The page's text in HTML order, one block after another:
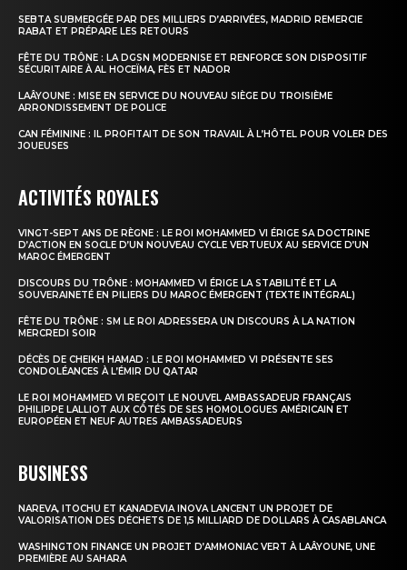
SEBTA SUBMERGÉE PAR DES MILLIERS D’ARRIVÉES, MADRID REMERCIE
RABAT ET PRÉPARE LES RETOURS
FÊTE DU TRÔNE : LA DGSN MODERNISE ET RENFORCE SON DISPOSITIF
SÉCURITAIRE À AL HOCEÏMA, FÈS ET NADOR
LAÂYOUNE : MISE EN SERVICE DU NOUVEAU SIÈGE DU TROISIÈME
ARRONDISSEMENT DE POLICE
CAN FÉMININE : IL PROFITAIT DE SON TRAVAIL À L’HÔTEL POUR VOLER DES
JOUEUSES
ACTIVITÉS ROYALES
VINGT-SEPT ANS DE RÈGNE : LE ROI MOHAMMED VI ÉRIGE SA DOCTRINE
D’ACTION EN SOCLE D’UN NOUVEAU CYCLE VERTUEUX AU SERVICE D’UN
MAROC ÉMERGENT
DISCOURS DU TRÔNE : MOHAMMED VI ÉRIGE LA STABILITÉ ET LA
SOUVERAINETÉ EN PILIERS DU MAROC ÉMERGENT (TEXTE INTÉGRAL)
FÊTE DU TRÔNE : SM LE ROI ADRESSERA UN DISCOURS À LA NATION
MERCREDI SOIR
DÉCÈS DE CHEIKH HAMAD : LE ROI MOHAMMED VI PRÉSENTE SES
CONDOLÉANCES À L’ÉMIR DU QATAR
LE ROI MOHAMMED VI REÇOIT LE NOUVEL AMBASSADEUR FRANÇAIS
PHILIPPE LALLIOT AUX CÔTÉS DE SES HOMOLOGUES AMÉRICAIN ET
EUROPÉEN ET NEUF AUTRES AMBASSADEURS
BUSINESS
NAREVA, ITOCHU ET KANADEVIA INOVA LANCENT UN PROJET DE
VALORISATION DES DÉCHETS DE 1,5 MILLIARD DE DOLLARS À CASABLANCA
WASHINGTON FINANCE UN PROJET D’AMMONIAC VERT À LAÂYOUNE, UNE
PREMIÈRE AU SAHARA